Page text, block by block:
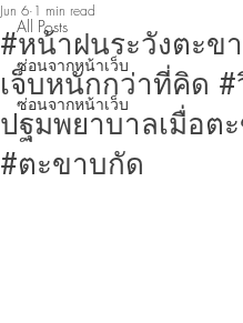
All Posts
ซ่อนจากหน้าเว็บ
ซ่อนจากหน้าเว็บ
#หน้าฝนระวังตะข
เจ็บหนักกว่าที่คิด #
ปฐมพยาบาลเมื่อต
#ตะขาบกัด
Jun 6 1 min read